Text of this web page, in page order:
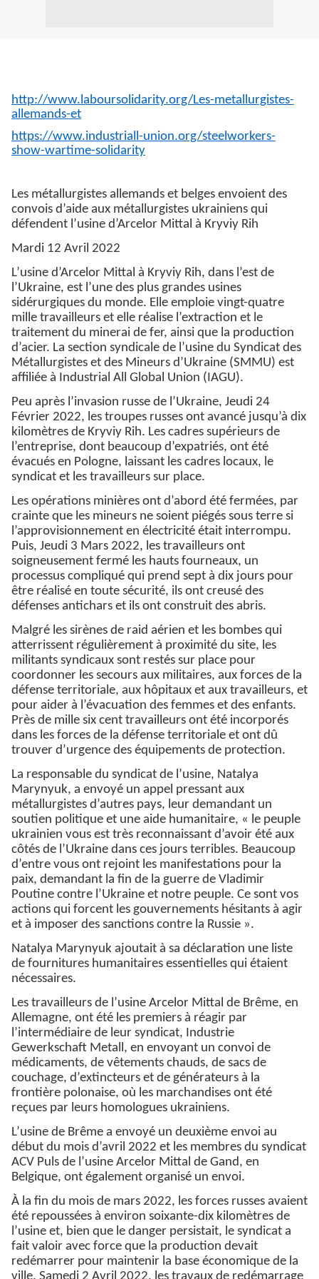
http://www.laboursolidarity.org/Les-metallurgistes-
allemands-et
https://www.industriall-union.org/steelworkers-
show-wartime-solidarity
Les métallurgistes allemands et belges envoient des
convois d’aide aux métallurgistes ukrainiens qui
défendent l’usine d’Arcelor Mittal à Kryviy Rih
Mardi 12 Avril 2022
L’usine d’Arcelor Mittal à Kryviy Rih, dans l’est de
l’Ukraine, est l’une des plus grandes usines
sidérurgiques du monde. Elle emploie vingt-quatre
mille travailleurs et elle réalise l’extraction et le
traitement du minerai de fer, ainsi que la production
d’acier. La section syndicale de l’usine du Syndicat des
Métallurgistes et des Mineurs d’Ukraine (SMMU) est
affiliée à Industrial All Global Union (IAGU).
Peu après l’invasion russe de l’Ukraine, Jeudi 24
Février 2022, les troupes russes ont avancé jusqu’à dix
kilomètres de Kryviy Rih. Les cadres supérieurs de
l’entreprise, dont beaucoup d’expatriés, ont été
évacués en Pologne, laissant les cadres locaux, le
syndicat et les travailleurs sur place.
Les opérations minières ont d’abord été fermées, par
crainte que les mineurs ne soient piégés sous terre si
l’approvisionnement en électricité était interrompu.
Puis, Jeudi 3 Mars 2022, les travailleurs ont
soigneusement fermé les hauts fourneaux, un
processus compliqué qui prend sept à dix jours pour
être réalisé en toute sécurité, ils ont creusé des
défenses antichars et ils ont construit des abris.
Malgré les sirènes de raid aérien et les bombes qui
atterrissent régulièrement à proximité du site, les
militants syndicaux sont restés sur place pour
coordonner les secours aux militaires, aux forces de la
défense territoriale, aux hôpitaux et aux travailleurs, et
pour aider à l’évacuation des femmes et des enfants.
Près de mille six cent travailleurs ont été incorporés
dans les forces de la défense territoriale et ont dû
trouver d’urgence des équipements de protection.
La responsable du syndicat de l’usine, Natalya
Marynyuk, a envoyé un appel pressant aux
métallurgistes d’autres pays, leur demandant un
soutien politique et une aide humanitaire, « le peuple
ukrainien vous est très reconnaissant d’avoir été aux
côtés de l’Ukraine dans ces jours terribles. Beaucoup
d’entre vous ont rejoint les manifestations pour la
paix, demandant la fin de la guerre de Vladimir
Poutine contre l’Ukraine et notre peuple. Ce sont vos
actions qui forcent les gouvernements hésitants à agir
et à imposer des sanctions contre la Russie ».
Natalya Marynyuk ajoutait à sa déclaration une liste
de fournitures humanitaires essentielles qui étaient
nécessaires.
Les travailleurs de l’usine Arcelor Mittal de Brême, en
Allemagne, ont été les premiers à réagir par
l’intermédiaire de leur syndicat, Industrie
Gewerkschaft Metall, en envoyant un convoi de
médicaments, de vêtements chauds, de sacs de
couchage, d’extincteurs et de générateurs à la
frontière polonaise, où les marchandises ont été
reçues par leurs homologues ukrainiens.
L’usine de Brême a envoyé un deuxième envoi au
début du mois d’avril 2022 et les membres du syndicat
ACV Puls de l’usine Arcelor Mittal de Gand, en
Belgique, ont également organisé un envoi.
À la fin du mois de mars 2022, les forces russes avaient
été repoussées à environ soixante-dix kilomètres de
l’usine et, bien que le danger persistait, le syndicat a
fait valoir avec force que la production devait
redémarrer pour maintenir la base économique de la